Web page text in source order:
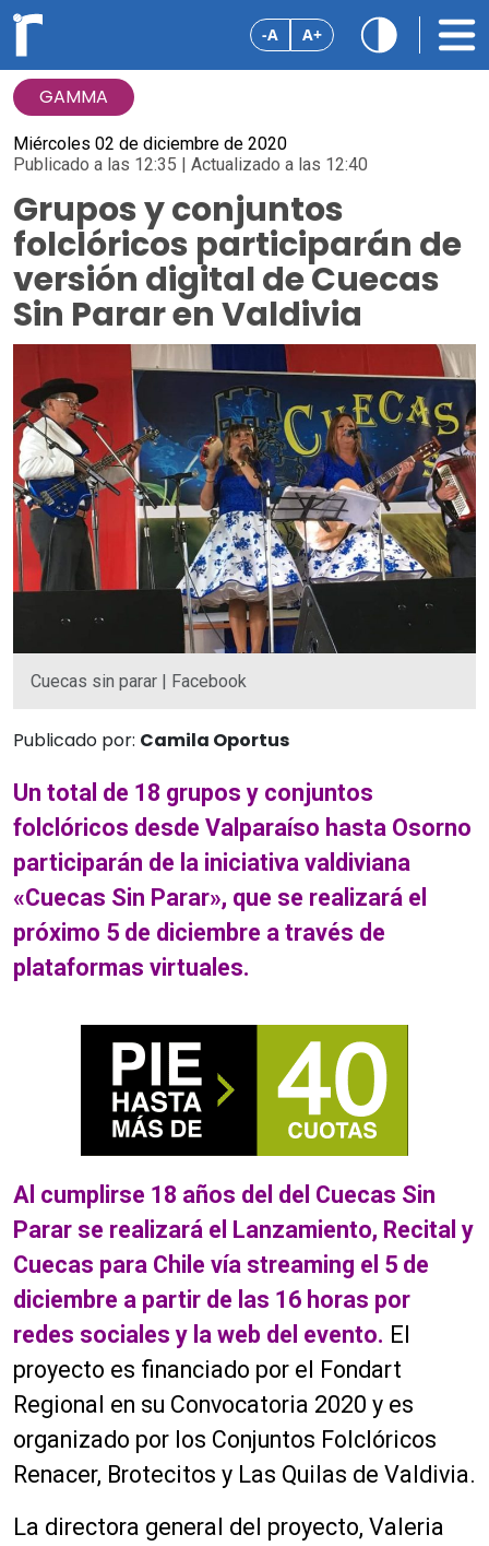
-A A+
GAMMA
Miércoles 02 de diciembre de 2020
Publicado a las 12:35 | Actualizado a las 12:40
Grupos y conjuntos
folclóricos participarán de
versión digital de Cuecas
Sin Parar en Valdivia
Cuecas sin parar | Facebook
Publicado por: Camila Oportus
Un total de 18 grupos y conjuntos
folclóricos desde Valparaíso hasta Osorno
participarán de la iniciativa valdiviana
«Cuecas Sin Parar», que se realizará el
próximo 5 de diciembre a través de
plataformas virtuales.
Al cumplirse 18 años del del Cuecas Sin
Parar se realizará el Lanzamiento, Recital y
Cuecas para Chile vía streaming el 5 de
diciembre a partir de las 16 horas por
redes sociales y la web del evento. El
proyecto es financiado por el Fondart
Regional en su Convocatoria 2020 y es
organizado por los Conjuntos Folclóricos
Renacer, Brotecitos y Las Quilas de Valdivia.
La directora general del proyecto, Valeria